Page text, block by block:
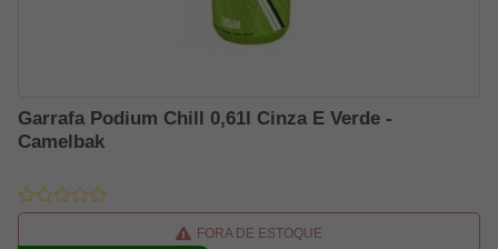
Garrafa Podium Chill 0,61l Cinza E Verde -
Camelbak
FORA DE ESTOQUE